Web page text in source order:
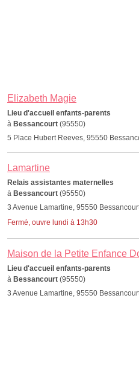
Elizabeth Magie
Lieu d'accueil enfants-parents
à Bessancourt (95550)
5 Place Hubert Reeves, 95550
Lamartine
Relais assistantes maternelles
à Bessancourt (95550)
3 Avenue Lamartine, 95550
Fermé, ouvre lundi à 13h30
Maison de la Petite Enfance
Lieu d'accueil enfants-parents
à Bessancourt (95550)
3 Avenue Lamartine, 95550